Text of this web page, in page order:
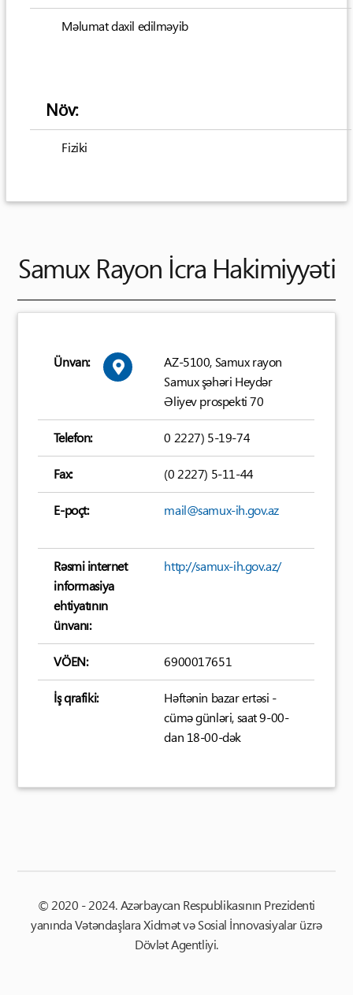
Məlumat daxil edilməyib
Növ:
Fiziki
Samux Rayon İcra Hakimiyyəti
Ünvan:
AZ-5100, Samux rayon
Samux şəhəri Heydər
Əliyev prospekti 70
Telefon: 0 2227) 5-19-74
Fax: (0 2227) 5-11-44
E-poçt: mail@samux-ih.gov.az
Rəsmi internet
informasiya
ehtiyatının
ünvanı:
http://samux-ih.gov.az/
VÖEN: 6900017651
İş qrafiki:
Həftənin bazar ertəsi -
cümə günləri, saat 9-00-
dan 18-00-dək
© 2020 - 2024. Azərbaycan Respublikasının Prezidenti
yanında Vətəndaşlara Xidmət və Sosial İnnovasiyalar üzrə
Dövlət Agentliyi.